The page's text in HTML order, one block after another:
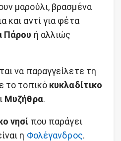
μαρούλι, βρασμένα
και αντί για φέτα
Πάρου ή αλλιώς
να παραγγείλετε τη
το τοπικό κυκλαδίτικο
Μυζήθρα.
νησί που παράγει
η Φολέγανδρος.